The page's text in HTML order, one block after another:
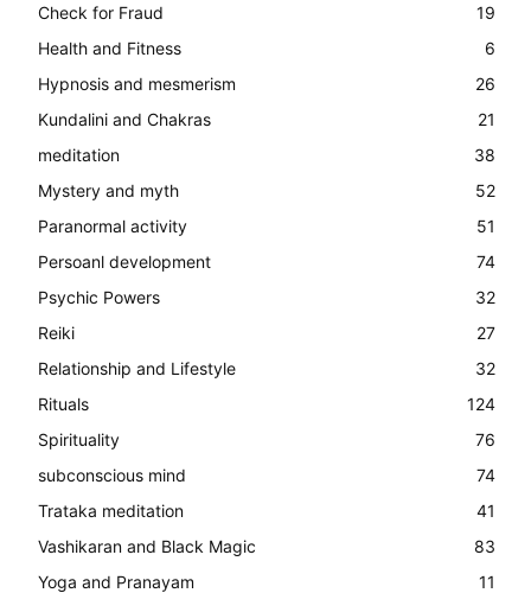
Check for Fraud
19
Health and Fitness
6
Hypnosis and mesmerism
26
Kundalini and Chakras
21
meditation
38
Mystery and myth
52
Paranormal activity
51
Persoanl development
74
Psychic Powers
32
Reiki
27
Relationship and Lifestyle
32
Rituals
124
Spirituality
76
subconscious mind
74
Trataka meditation
41
Vashikaran and Black Magic
83
Yoga and Pranayam
11